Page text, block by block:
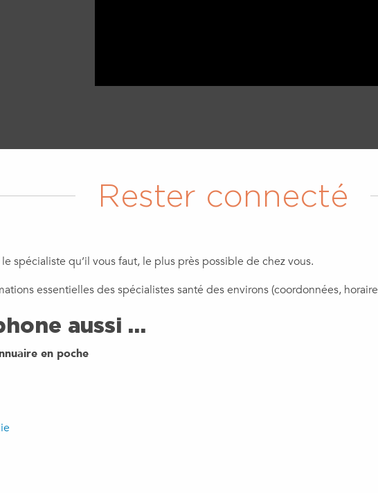
Rester connecté
spécialiste qu’il vous faut, le plus près possible de chez vous.
essentiellesdes spécialistes santé des environs (coordonnées,
aussi …
en poche